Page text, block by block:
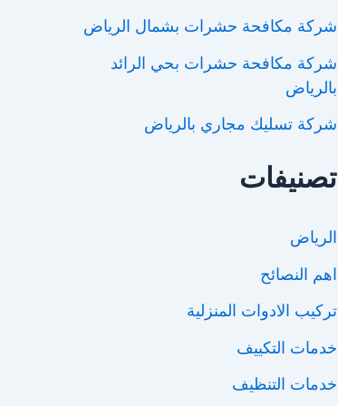
شركة مكافحة حشرات بشمال الرياض
شركة مكافحة حشرات بحي الرائد
بالرياض
شركة تسليك مجاري بالرياض
تصنيفات
الرياض
اهم النصائح
تركيب الادوات المنزلية
خدمات التكييف
خدمات التنظيف